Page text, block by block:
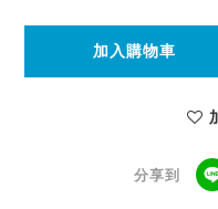
加入購物車
分享到